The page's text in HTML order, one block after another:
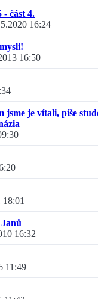
- část 4.
16:24
16:50
jsme je vítali, píše
18:01
16:32
11:49